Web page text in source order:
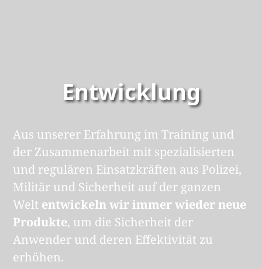
Entwicklung
Aus unserer Erfahrung im Training und
der Zusammenarbeit mit spezialisierten
und regulären Einsatzkräften aus Polizei,
Militär und Sicherheit auf der ganzen
Welt entwickeln wir immer wieder neue
Produkte, um die Sicherheit der
Anwender und deren Effektivität zu
erhöhen.